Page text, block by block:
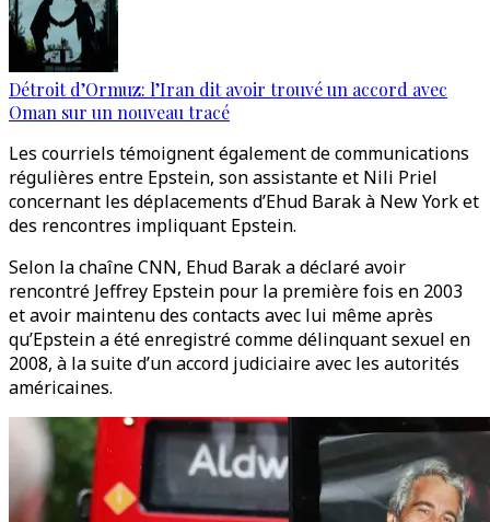
Détroit d’Ormuz: l’Iran dit avoir trouvé un accord avec
Oman sur un nouveau tracé
Les courriels témoignent également de communications
régulières entre Epstein, son assistante et Nili Priel
concernant les déplacements d’Ehud Barak à New York et
des rencontres impliquant Epstein.
Selon la chaîne CNN, Ehud Barak a déclaré avoir
rencontré Jeffrey Epstein pour la première fois en 2003
et avoir maintenu des contacts avec lui même après
qu’Epstein a été enregistré comme délinquant sexuel en
2008, à la suite d’un accord judiciaire avec les autorités
américaines.